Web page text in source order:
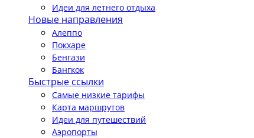
Идеи для летнего отдыха
Новые направления
Алеппо
Покхаре
Бенгази
Бангкок
Быстрые ссылки
Самые низкие тарифы
Карта маршрутов
Идеи для путешествий
Аэропорты